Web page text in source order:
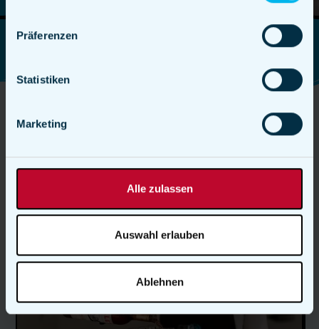
Präferenzen
Statistiken
Marketing
Alle zulassen
Auswahl erlauben
Ablehnen